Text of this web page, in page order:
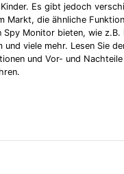
Es gibt jedoch
Markt, die ähnliche
Spy Monitor bieten, wie z.B.
und viele mehr. Lesen Sie
und Vor- und